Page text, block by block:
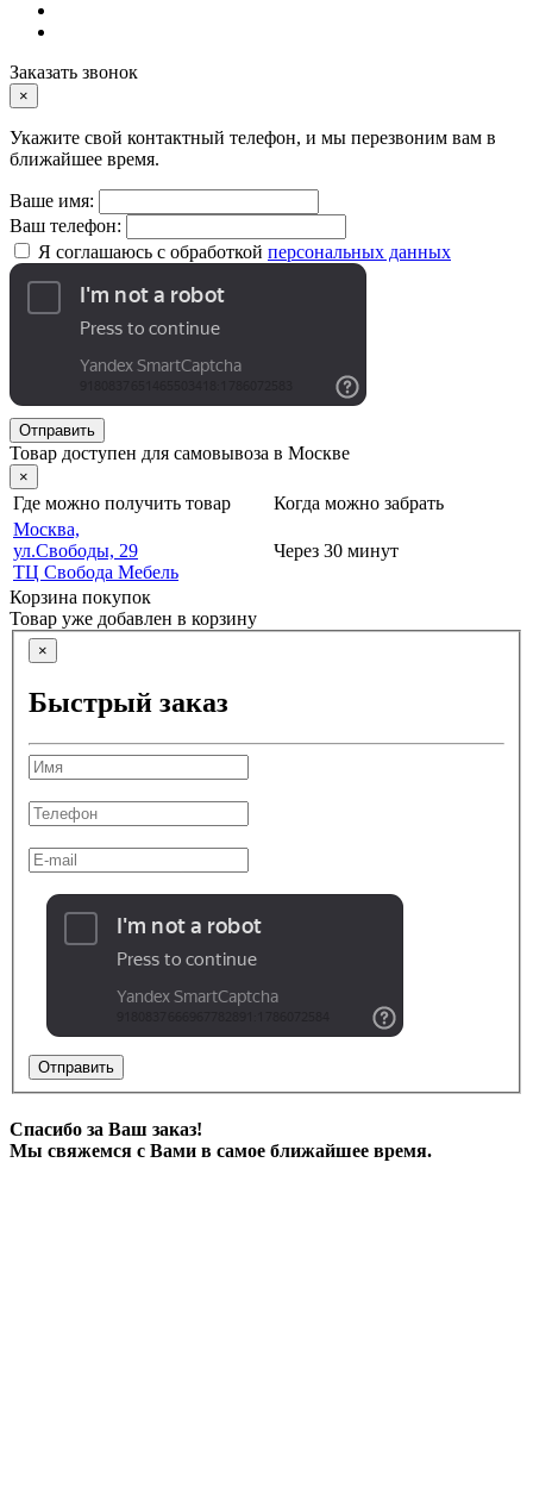
Заказать звонок
×
Укажите свой контактный телефон, и мы перезвоним вам в
ближайшее время.
Ваше имя:
Ваш телефон:
Я соглашаюсь с обработкой персональных данных
Отправить
Товар доступен для самовывоза в Москве
×
Где можно получить товар
Когда можно забрать
Москва,
ул.Свободы, 29
ТЦ Свобода Мебель
Через 30 минут
Корзина покупок
Товар уже добавлен в корзину
×
Быстрый заказ
Отправить
Спасибо за Ваш заказ!
Мы свяжемся с Вами в самое ближайшее время.